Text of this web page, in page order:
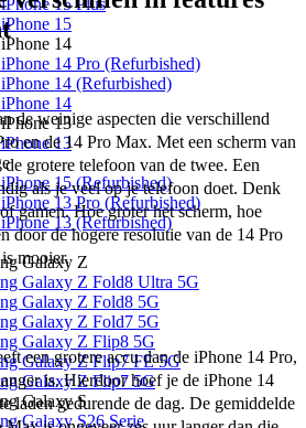
15 Plus
15
14
14 Pro (Refurbished)
14 (Refurbished)
14
13
13
15 (Refurbished)
13 Pro (Refurbished)
13 (Refurbished)
Galaxy Z
Galaxy Z Fold8 Ultra 5G
Galaxy Z Fold8 5G
Galaxy Z Fold7 5G
Galaxy Z Flip8 5G
Galaxy Z Flip7 FE 5G
Galaxy Z Flip7 5G
Galaxy S
Galaxy S26 Serie
de weinige aspecten die verschillend
en de 14 Pro Max. Met een scherm van
grotere telefoon van de twee. Een
als je veel op je telefoon doet. Denk
gamen. Hoe groter het scherm, hoe
door de hogere resolutie van de 14 Pro
mooier.
een grotere accu dan de iPhone 14 Pro,
is. Hierdoor hoef je de iPhone 14
laden gedurende de dag. De gemiddelde